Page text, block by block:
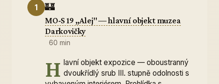
1 🏰
MO-S 19 „Alej" — hlavní objekt muzea
Darkovičky
60 min
H lavní objekt expozice — oboustranný
dvoukřídlý srub III. stupně odolnosti s